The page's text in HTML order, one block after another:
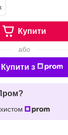
Купити
або
Купити з